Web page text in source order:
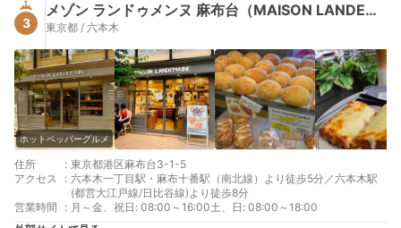
3
メゾン ランドゥメンヌ 麻布台（MAISON LANDEMAINE）
東京都 / 六本木
ホットペッパーグルメ
住所 : 東京都港区麻布台3-1-5
アクセス
: 六本木一丁目駅・麻布十番駅（南北線）より徒歩5分／六本木駅
(都営大江戸線/日比谷線)より徒歩8分
営業時間
: 月～金、祝日: 08:00～16:00土、日: 08:00～18:00